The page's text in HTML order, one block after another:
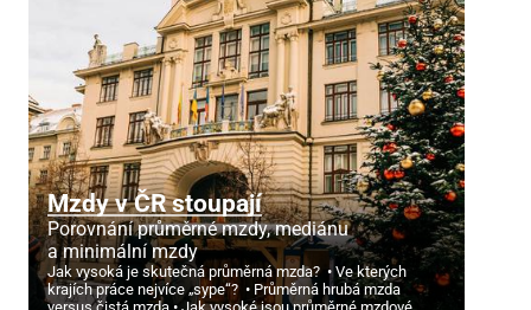
Mzdy v ČR stoupají
Porovnání průměrné mzdy, mediánu
a minimální mzdy
Jak vysoká je skutečná průměrná mzda?
Ve kterých
krajích práce nejvíce „sype“?
Průměrná hrubá mzda